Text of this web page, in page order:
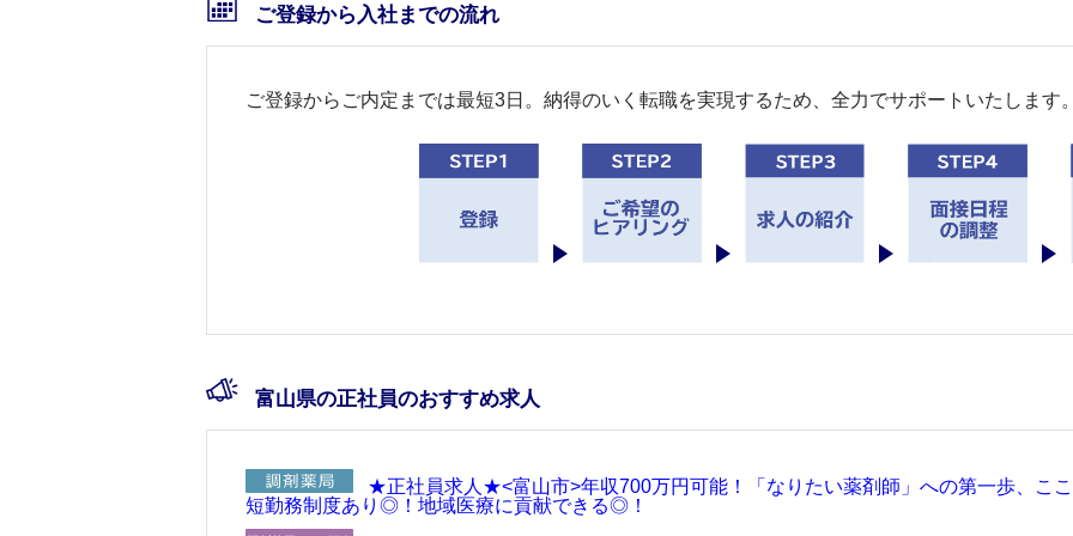
ご登録から入社までの流れ
ご登録からご内定までは最短3日。納得のいく転職を実現するため、全力でサポートいたします
富山県の正社員のおすすめ求人
★正社員求人★<富山市>年収700万円可能！「なりたい薬剤師」への第一歩、こ
短勤務制度あり◎！地域医療に貢献できる◎！